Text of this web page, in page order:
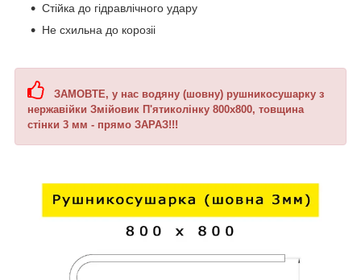
Стійка до гідравлічного удару
Не схильна до корозіі
ЗАМОВТЕ, у нас водяну (шовну) рушникосушарку з
нержавійки Змійовик П'ятиколінку 800х800, товщина
стінки 3 мм - прямо ЗАРАЗ!!!